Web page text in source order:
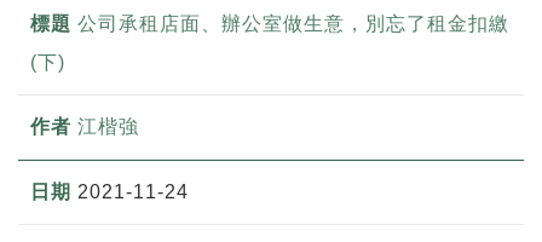
公司承租店面、辦公室做生意，別忘了租金扣繳
(下)
江楷強
2021-11-24